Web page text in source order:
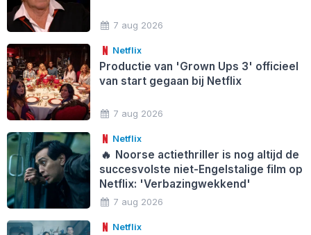
7 aug 2026
Netflix
Productie van 'Grown Ups 3' officieel
van start gegaan bij Netflix
7 aug 2026
Netflix
🔥 Noorse actiethriller is nog altijd de
succesvolste niet-Engelstalige film op
Netflix: 'Verbazingwekkend'
7 aug 2026
Netflix